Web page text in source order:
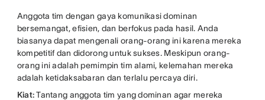
Anggota tim dengan gaya komunikasi dominan
bersemangat, efisien, dan berfokus pada hasil. Anda
biasanya dapat mengenali orang-orang ini karena mereka
kompetitif dan didorong untuk sukses. Meskipun orang-
orang ini adalah pemimpin tim alami, kelemahan mereka
adalah ketidaksabaran dan terlalu percaya diri.
Kiat:Tantang anggota tim yang dominan agar mereka